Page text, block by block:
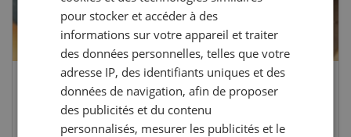
41e Championnat d’Europe de labour
à Hallau/Wunderklingen (SH)
pour stocker et accéder à des
informations sur votre appareil et traiter
des données personnelles, telles que votre
adresse IP, des identifiants uniques et des
données de navigation, afin de proposer
des publicités et du contenu
personnalisés, mesurer les publicités et le